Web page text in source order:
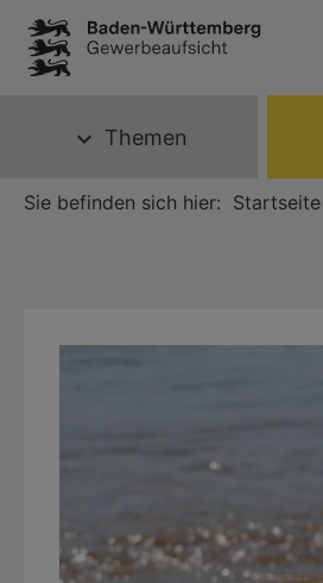
expand_more Themen
Sie befinden sich hier: Startseite